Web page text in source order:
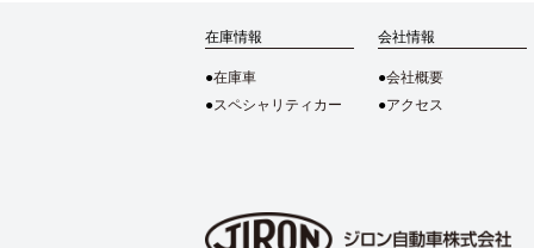
在庫情報
在庫車
スペシャリティカー
会社情報
会社概要
アクセス